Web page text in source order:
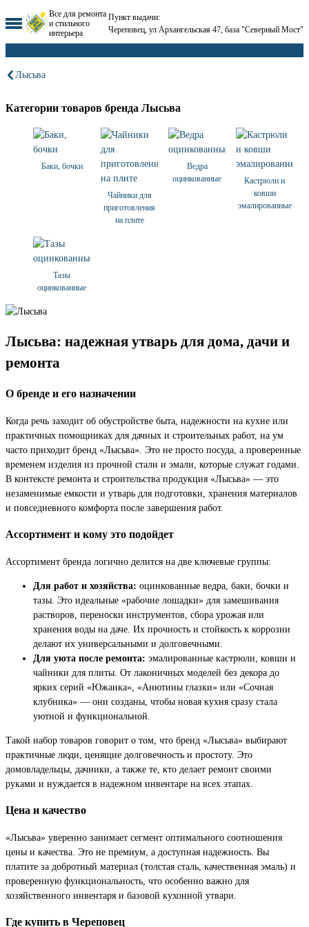
Все для ремонта
и стильного
интерьера
Пункт выдачи:
Череповец, ул Архангельская 47, база "Северный Мост"
Лысьва
Категории товаров бренда Лысьва
Баки, бочки
Чайники для
приготовления
на плите
Ведра
оцинкованные
Кастрюли и
ковши
эмалированные
Тазы
оцинкованные
Лысьва: надежная утварь для дома, дачи и
ремонта
О бренде и его назначении
Когда речь заходит об обустройстве быта, надежности на кухне или
практичных помощниках для дачных и строительных работ, на ум
часто приходит бренд «Лысьва». Это не просто посуда, а проверенные
временем изделия из прочной стали и эмали, которые служат годами.
В контексте ремонта и строительства продукция «Лысьва» — это
незаменимые емкости и утварь для подготовки, хранения материалов
и повседневного комфорта после завершения работ.
Ассортимент и кому это подойдет
Ассортимент бренда логично делится на две ключевые группы:
Для работ и хозяйства: оцинкованные ведра, баки, бочки и
тазы. Это идеальные «рабочие лошадки» для замешивания
растворов, переноски инструментов, сбора урожая или
хранения воды на даче. Их прочность и стойкость к коррозии
делают их универсальными и долговечными.
Для уюта после ремонта: эмалированные кастрюли, ковши и
чайники для плиты. От лаконичных моделей без декора до
ярких серий «Южанка», «Анютины глазки» или «Сочная
клубника» — они созданы, чтобы новая кухня сразу стала
уютной и функциональной.
Такой набор товаров говорит о том, что бренд «Лысьва» выбирают
практичные люди, ценящие долговечность и простоту. Это
домовладельцы, дачники, а также те, кто делает ремонт своими
руками и нуждается в надежном инвентаре на всех этапах.
Цена и качество
«Лысьва» уверенно занимает сегмент оптимального соотношения
цены и качества. Это не премиум, а доступная надежность. Вы
платите за добротный материал (толстая сталь, качественная эмаль) и
проверенную функциональность, что особенно важно для
хозяйственного инвентаря и базовой кухонной утвари.
Где купить в Череповец